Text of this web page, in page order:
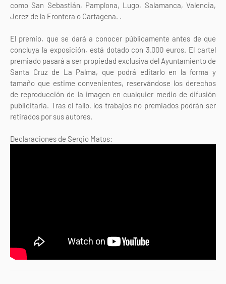
como San Sebastián, Pamplona, Lugo, Salamanca, Valencia,
Jerez de la Frontera o Cartagena. .
El premio, que se dará a conocer públicamente antes de que
concluya la exposición, está dotado con 3.000 euros. El cartel
premiado pasará a ser propiedad exclusiva del Ayuntamiento de
Santa Cruz de La Palma, que podrá editarlo en la forma y
tamaño que estime convenientes, reservándose los derechos
de reproducción de la imagen en cualquier medio de difusión
publicitaria. Tras el fallo, los trabajos no premiados podrán ser
retirados por sus autores.
Declaraciones de Sergio Matos: